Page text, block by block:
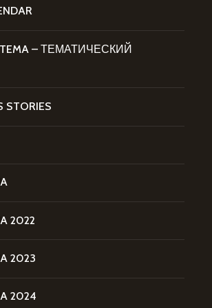
TEMA – ТЕМАТИЧЕСКИЙ
STORIES
2022
2023
2024